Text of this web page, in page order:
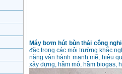
Máy bơm hút bùn thải công
đặc trong các môi trường khắc
năng vận hành mạnh mẽ, hiệu
xây dựng, hầm mỏ, hầm biogas,